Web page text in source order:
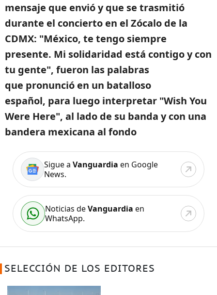
mensaje que envió y que se trasmitió
durante el concierto en el Zócalo de la
CDMX: "México, te tengo siempre
presente. Mi solidaridad está contigo y con
tu gente", fueron las palabras
que pronunció en un batalloso
español, para luego interpretar "Wish You
Were Here", al lado de su banda y con una
bandera mexicana al fondo
Sigue a Vanguardia en Google
News.
Noticias deVanguardia en
WhatsApp.
SELECCIÓN DE LOS EDITORES